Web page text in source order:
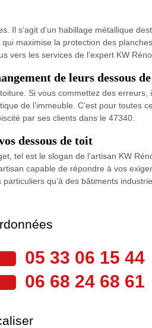
Il s’agit d’un habillage métallique
maximise la protection des
les services de l’expert KW
de leurs dessous
Si vous commettez des
de l’immeuble. C’est pour toutes
par ses clients dans le 47340.
dessous de toit
tel est le slogan de l’artisan KW
capable de répondre à vos
qu’à des bâtiments
05 33 06 15 44
06 68 24 68 61